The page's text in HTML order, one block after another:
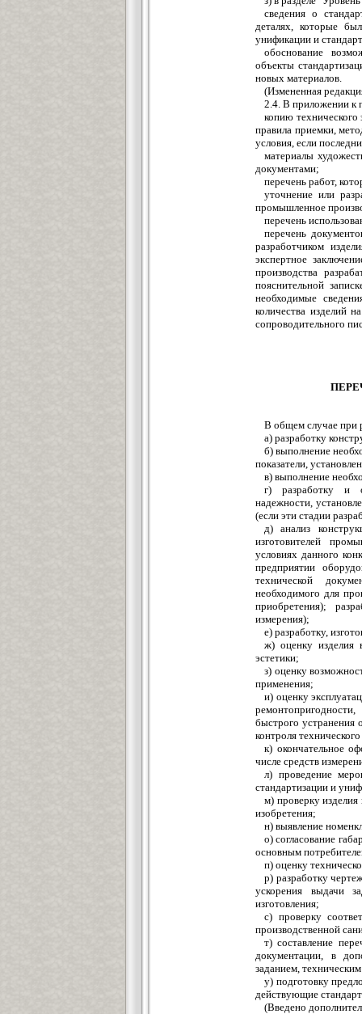
сведения о
деталях, которые
унификации и
обоснование
объекты
новых материалов.
(Измененная
2.4. В приложении к
копию технического
правила приемки,
условия, если
материалы
документами;
перечень работ,
уточнение или
промышленное
перечень
перечень
разработчиком
экспертное
производства
пояснительной
необходимые
количества изделий
сопроводительного
В общем случае при
а) разработку
б) выполнение
показатели,
в) выполнение
г) разработку и
надежности,
(если эти стадии
д) анализ
изготовителей
условиях данного
предприятии
технической
необходимого для
приобретения);
измерения);
е) разработку,
ж) оценку изделия
эстетики;
з) оценку
применения;
и) оценку
быстрого устранения
контроля
к) окончательное
числе средств
л) проведение
стандартизации и
м) проверку
изобретения;
н) выявление
о) согласование
основным
п) оценку
р) разработку
ускорения выдачи
изготовления;
с) проверку
производственной
т) составление
документации, в
заданием,
у) подготовку
действующие
(Введено